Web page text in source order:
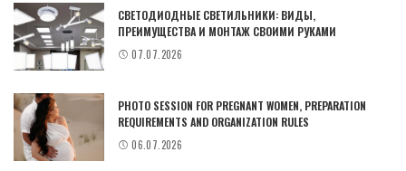
СВЕТОДИОДНЫЕ СВЕТИЛЬНИКИ: ВИДЫ,
ПРЕИМУЩЕСТВА И МОНТАЖ СВОИМИ РУКАМИ
07.07.2026
PHOTO SESSION FOR PREGNANT WOMEN, PREPARATION
REQUIREMENTS AND ORGANIZATION RULES
06.07.2026